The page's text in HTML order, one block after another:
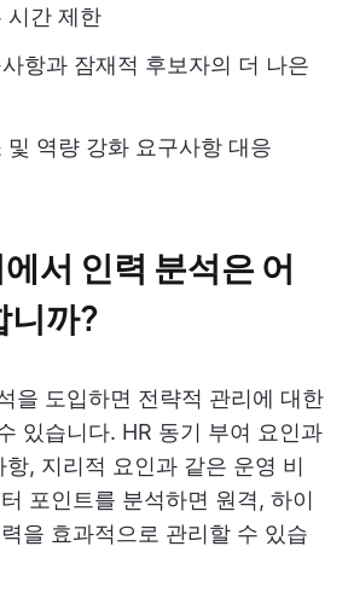
시간 제한
항과 잠재적 후보자의 더 나은
및 역량 강화 요구사항 대응
서 인력 분석은 어
니까?
을 도입하면 전략적 관리에 대한
있습니다. HR 동기 부여 요인과
, 지리적 요인과 같은 운영 비
포인트를 분석하면 원격, 하이
을 효과적으로 관리할 수 있습